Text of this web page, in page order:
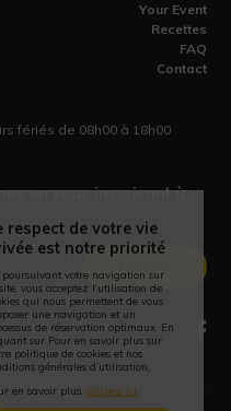
Your Event
Recettes
FAQ
Contact
fériés de 08h00 à 18h00
en vous inscrivant à
respect de votre vie
est notre priorité
poursuivant votre navigation sur
vous acceptez l’utilisation de
qui nous permettent de vous
une navigation et un
de réservation optimaux. En
sur Pour en savoir plus sur
politique de cookies et nos
générales d’utilisation,
en savoir plus, cliquez ici